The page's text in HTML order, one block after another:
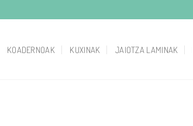
KOADERNOAK KUXINAK JAIOTZA LAMINAK